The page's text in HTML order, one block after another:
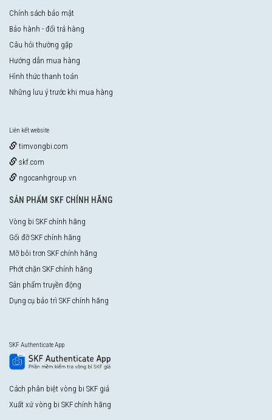
Chính sách bảo mật
Bảo hành - đổi trả hàng
Câu hỏi thường gặp
Hướng dẫn mua hàng
Hình thức thanh toán
Những lưu ý trước khi mua hàng
Liên kết website
timvongbi.com
skf.com
ngocanhgroup.vn
SẢN PHẨM SKF CHÍNH HÃNG
Vòng bi SKF chính hãng
Gối đỡ SKF chính hãng
Mỡ bôi trơn SKF chính hãng
Phớt chặn SKF chính hãng
Sản phẩm truyền động
Dụng cụ bảo trì SKF chính hãng
SKF Authenticate App
Cách phân biệt vòng bi SKF giả
Xuất xứ vòng bi SKF chính hãng